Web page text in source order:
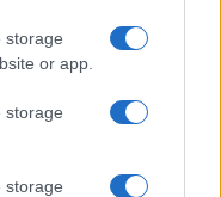
storage
or app.
storage
storage